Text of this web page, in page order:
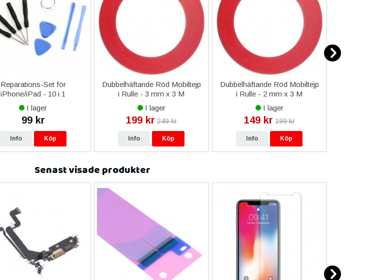
Reparations-Set för
iPhone/iPad - 10 i 1
I lager
99 kr
Info Köp
Dubbelhäftande Röd Mobiltejp
i Rulle - 3 mm x 3 M
I lager
199 kr 249 kr
Info Köp
Dubbelhäftande Röd Mobiltejp
i Rulle - 2 mm x 3 M
I lager
149 kr 199 kr
Info Köp
Senast visade produkter